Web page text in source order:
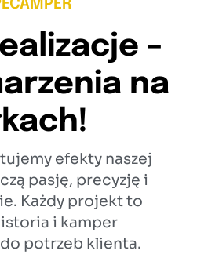
–
na
efekty naszej
pasję, precyzję i
Każdy projekt to
i kamper
potrzeb klienta.